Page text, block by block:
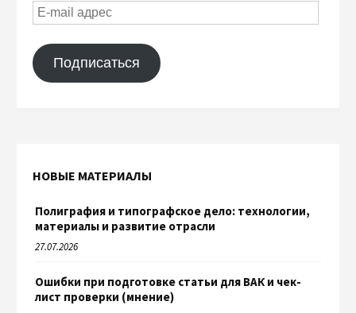
Подписаться
НОВЫЕ МАТЕРИАЛЫ
Полиграфия и типографское дело: технологии,
материалы и развитие отрасли
27.07.2026
Ошибки при подготовке статьи для ВАК и чек-
лист проверки (мнение)